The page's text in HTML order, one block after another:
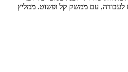
לעבודה, עם ממשק קל ופשוט. ממליץ